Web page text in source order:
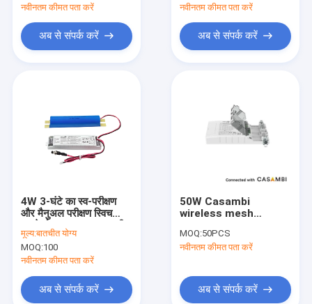
नवीनतम कीमत पता करें
अब से संपर्क करें
नवीनतम कीमत पता करें
अब से संपर्क करें
4W 3-घंटे का स्व-परीक्षण
और मैनुअल परीक्षण स्विच
करने योग्य LED आपातकालीन
पैक, 5-वर्ष की वारंटी के साथ
LifePO4 बैटरी
मूल्य:बातचीत योग्य
MOQ:100
नवीनतम कीमत पता करें
अब से संपर्क करें
50W Casambi
wireless mesh
for constant current
load with 5 years
MOQ:50PCS
नवीनतम कीमत पता करें
अब से संपर्क करें